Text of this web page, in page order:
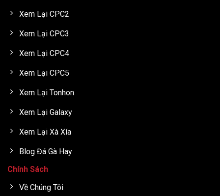
Xem Lại CPC2
Xem Lại CPC3
Xem Lại CPC4
Xem Lại CPC5
Xem Lại Tonhon
Xem Lại Galaxy
Xem Lại Xà Xía
Blog Đá Gà Hay
Chính Sách
Về Chúng Tôi